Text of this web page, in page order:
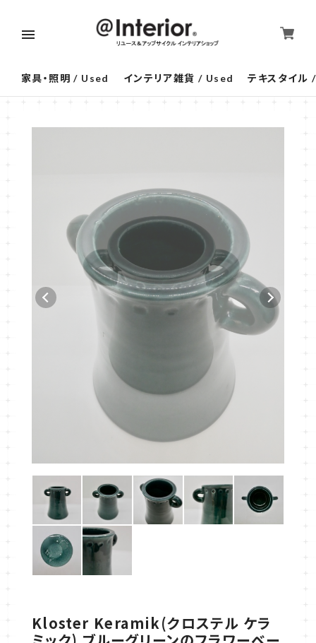
家具・照明 / Used インテリア雑貨 / Used テキスタイル
Kloster Keramik(クロステル ケラ